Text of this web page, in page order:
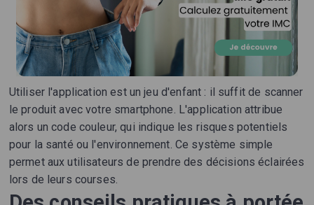
Utiliser l'application est un jeu d'enfant : il suffit de scanner
le produit avec votre smartphone. L'application attribue
alors un code couleur, qui indique les risques potentiels
pour la santé ou l'environnement. Ce système simple
permet aux utilisateurs de prendre des décisions éclairées
lors de leurs courses.